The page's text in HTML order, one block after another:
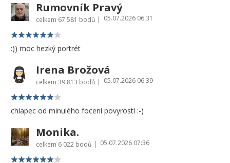
Rumovník Pravý
celkem 67 581 bodů | 05.07.2026 06:31
:)) moc hezký portrét
Irena Brožová
celkem 39 813 bodů | 05.07.2026 06:39
chlapec od minulého focení povyrostl :-)
Monika.
celkem 6 022 bodů | 05.07.2026 07:36